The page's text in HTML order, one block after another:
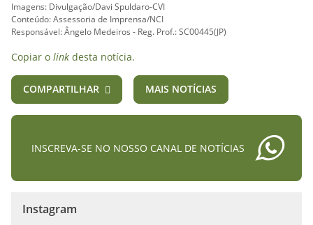
Imagens: Divulgação/Davi Spuldaro-CVI
Conteúdo: Assessoria de Imprensa/NCI
Responsável: Ângelo Medeiros - Reg. Prof.: SC00445(JP)
Copiar o link desta notícia.
COMPARTILHAR MAIS NOTÍCIAS
INSCREVA-SE NO NOSSO CANAL DE NOTÍCIAS
Instagram